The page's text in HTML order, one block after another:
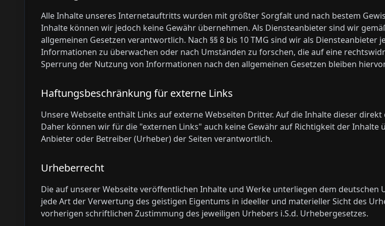
Alle Inhalte unseres Internetauftritts wurden mit größter Sorgfalt und nach bestem
Inhalte können wir jedoch keine Gewähr übernehmen. Als Diensteanbieter sind wir
allgemeinen Gesetzen verantwortlich. Nach §§ 8 bis 10 TMG sind wir als
Informationen zu überwachen oder nach Umständen zu forschen, die auf eine
Sperrung der Nutzung von Informationen nach den allgemeinen Gesetzen bleiben
Haftungsbeschränkung für externe Links
Unsere Webseite enthält Links auf externe Webseiten Dritter. Auf die Inhalte dieser
Daher können wir für die "externen Links" auch keine Gewähr auf Richtigkeit der
Anbieter oder Betreiber (Urheber) der Seiten verantwortlich.
Urheberrecht
Die auf unserer Webseite veröffentlichen Inhalte und Werke unterliegen dem
jede Art der Verwertung des geistigen Eigentums in ideeller und materieller Sicht des
vorherigen schriftlichen Zustimmung des jeweiligen Urhebers i.S.d. Urhebergesetzes.